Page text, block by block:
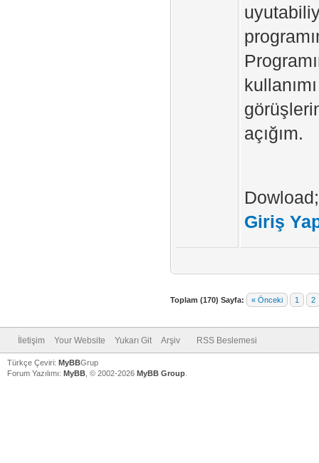
açığım.
Giriş
Toplam (170) Sayfa: « Önceki 1 2
İletişim Your Website Yukarı Git Arşiv RSS Beslemesi
Türkçe Çeviri: MyBBGrup
Forum Yazılımı: MyBB , © 2002-2026 MyBB Group